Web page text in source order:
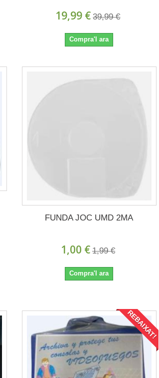
19,99 € 39,99 €
Compra'l ara
FUNDA JOC UMD 2MA
1,00 € 1,99 €
Compra'l ara
REBAIXAT!